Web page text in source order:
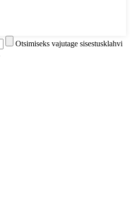
Otsimiseks vajutage sisestusklahvi